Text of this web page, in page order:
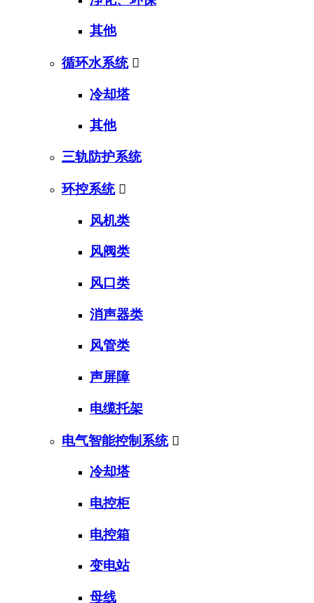
其他
循环水系统 
冷却塔
其他
三轨防护系统
环控系统 
风机类
风阀类
风口类
消声器类
风管类
声屏障
电缆托架
电气智能控制系统 
冷却塔
电控柜
电控箱
变电站
母线